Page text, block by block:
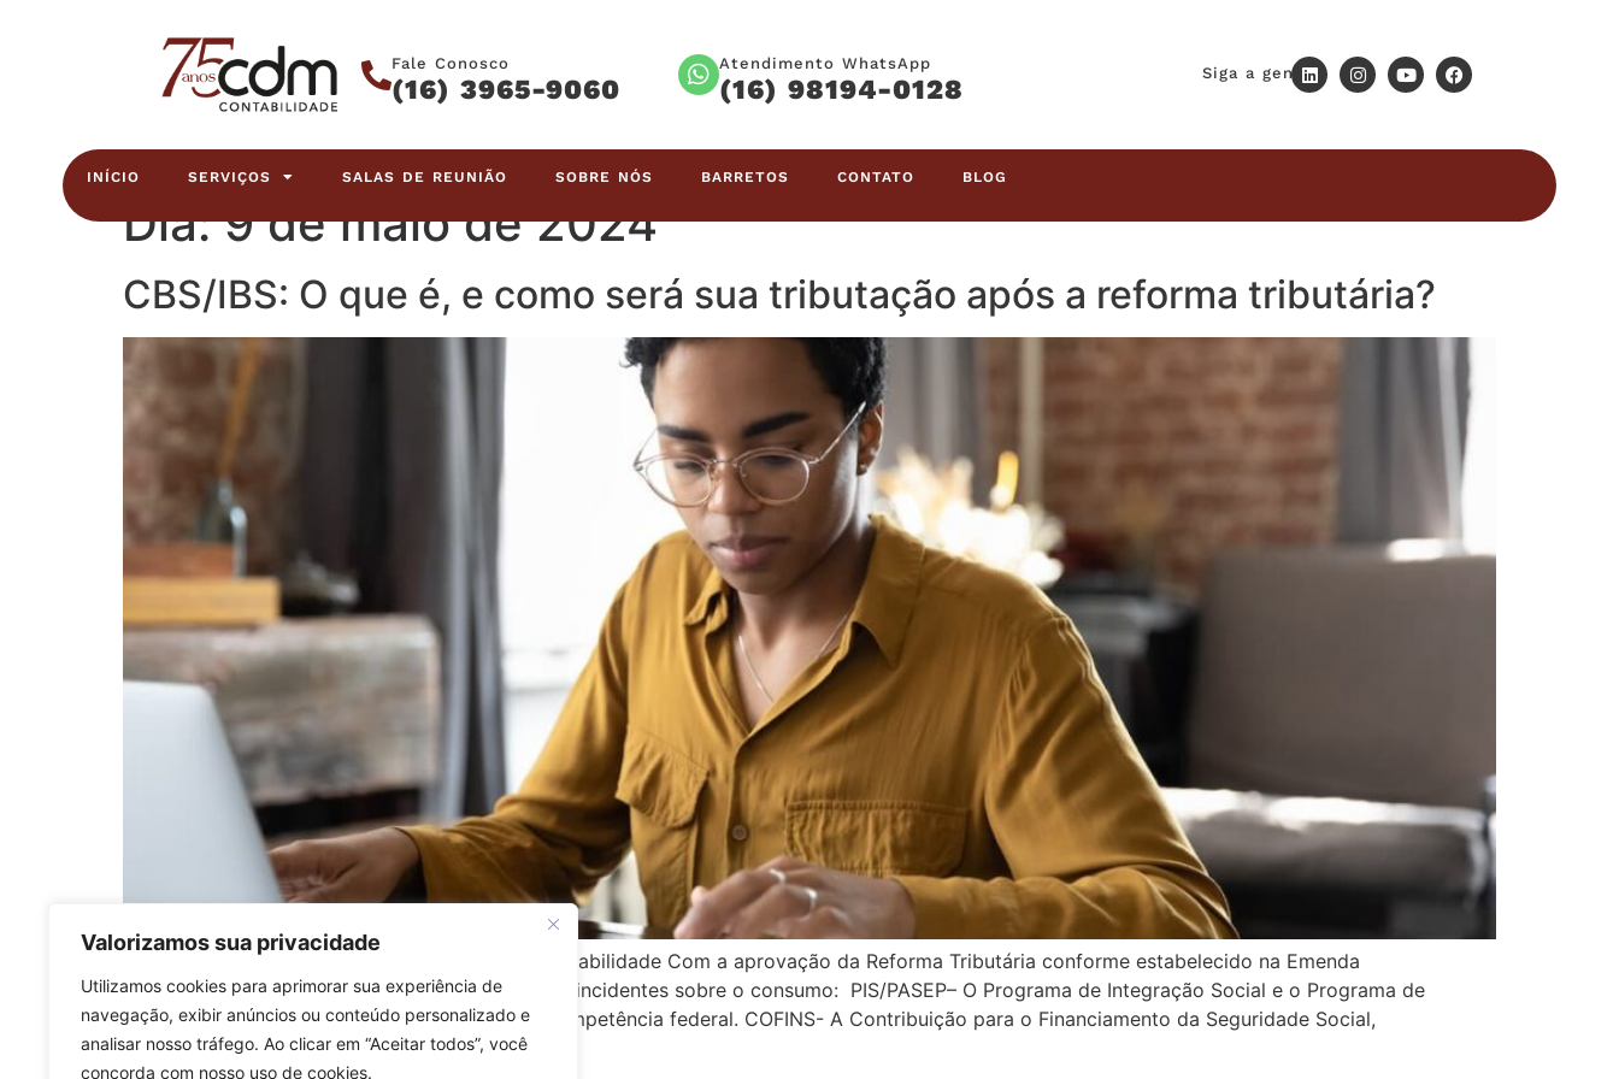
Valorizamos sua privacidade
Utilizamos cookies para aprimorar sua experiência de
navegação, exibir anúncios ou conteúdo personalizado e
analisar nosso tráfego. Ao clicar em “Aceitar todos”, você
concorda com nosso uso de cookies.
Fale Conosco
(16) 3965-9060
Atendimento WhatsApp
(16) 98194-0128 Siga a gente
INÍCIO SERVIÇOS SALAS DE REUNIÃO SOBRE NÓS BARRETOS CONTATO BLOG
Dia:9 de maio de 2024
CBS/IBS: O que é, e como será sua tributação após a reforma tributária?
Última atualização em 14/07/2025 por CDM Contabilidade Com a aprovação da Reforma Tributária conforme estabelecido na Emenda
Constitucional 132/2023, os 4 principais tributos incidentes sobre o consumo: PIS/PASEP– O Programa de Integração Social e o Programa de
Formação do Patrimônio do Servidor Público, competência federal. COFINS- A Contribuição para o Financiamento da Seguridade Social,
competência […]